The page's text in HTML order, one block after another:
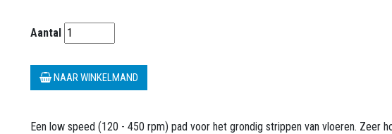
Aantal
NAAR WINKELMAND
Een low speed (120 - 450 rpm) pad voor het grondig strippen van vloeren. Zeer